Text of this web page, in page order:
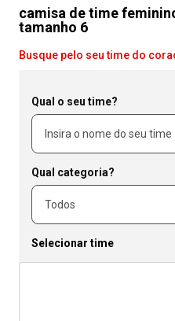
camisa de time
tamanho 6
Busque pelo seu time do
Qual o seu time?
Qual categoria?
Selecionar time